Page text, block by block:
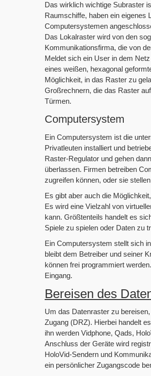
Das wirklich wichtige Subraster
Raumschiffe, haben ein eigenes
Computersystemen
Das Lokalraster wird von den
Kommunikationsfirma, die von
Meldet sich ein User in dem
eines weißen, hexagonal
Möglichkeit, in das Raster zu
Großrechnern, die das Raster
Türmen.
Computersystem
Ein Computersystem ist die
Privatleuten installiert und
Raster-Regulator und gehen
überlassen. Firmen betreiben
zugreifen können, oder sie
Es gibt aber auch die
Es wird eine Vielzahl von
kann. Größtenteils handelt es
Spiele zu spielen oder Daten zu
Ein Computersystem stellt sich
bleibt dem Betreiber und seiner
können frei programmiert
Eingang.
Bereisen des
Um das Datenraster zu
Zugang (DRZ). Hierbei handelt
ihn werden Vidphone, Qads,
Anschluss der Geräte wird
HoloVid-Sendern und
ein persönlicher Zugangscode